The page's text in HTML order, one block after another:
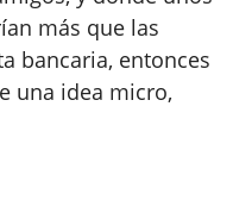
más que las
bancaria, entonces
una idea micro,